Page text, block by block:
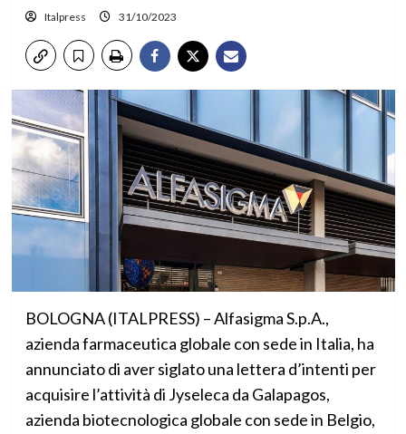
Italpress 31/10/2023
BOLOGNA (ITALPRESS) – Alfasigma S.p.A.,
azienda farmaceutica globale con sede in Italia, ha
annunciato di aver siglato una lettera d’intenti per
acquisire l’attività di Jyseleca da Galapagos,
azienda biotecnologica globale con sede in Belgio,